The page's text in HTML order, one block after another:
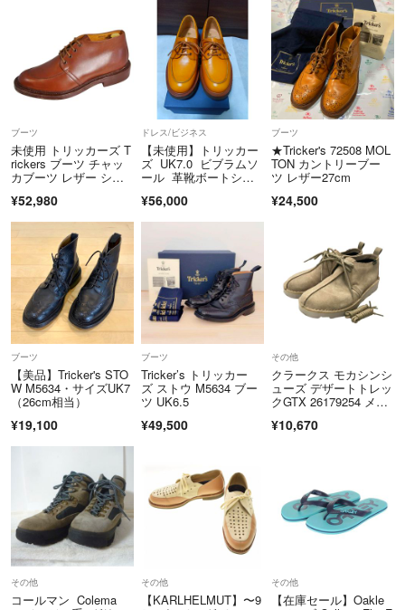
ブーツ
未使用 トリッカーズ T
rickers ブーツ チャッ
カブーツ レザー シュ
ランド製 7.5(26cm) ブ
¥52,980
ドレス/ビジネス
【未使用】トリッカー
ズ UK7.0 ビブラムソ
ール 革靴ボートシュ
¥56,000
ブーツ
★Tricker's 72508 MOL
TON カントリーブー
ツ レザー27cm
¥24,500
ブーツ
【美品】Tricker's STO
W M5634・サイズUK7
（26cm相当）
¥19,100
ブーツ
Tricker’s トリッカー
ズ ストウ M5634 ブー
ツ UK6.5
¥49,500
その他
クラークス モカシンシ
ューズ デザートトレッ
クGTX 26179254 メン
¥10,670
その他
コールマン Colema
その他
【KARLHELMUT】〜9
その他
【在庫セール】Oakle